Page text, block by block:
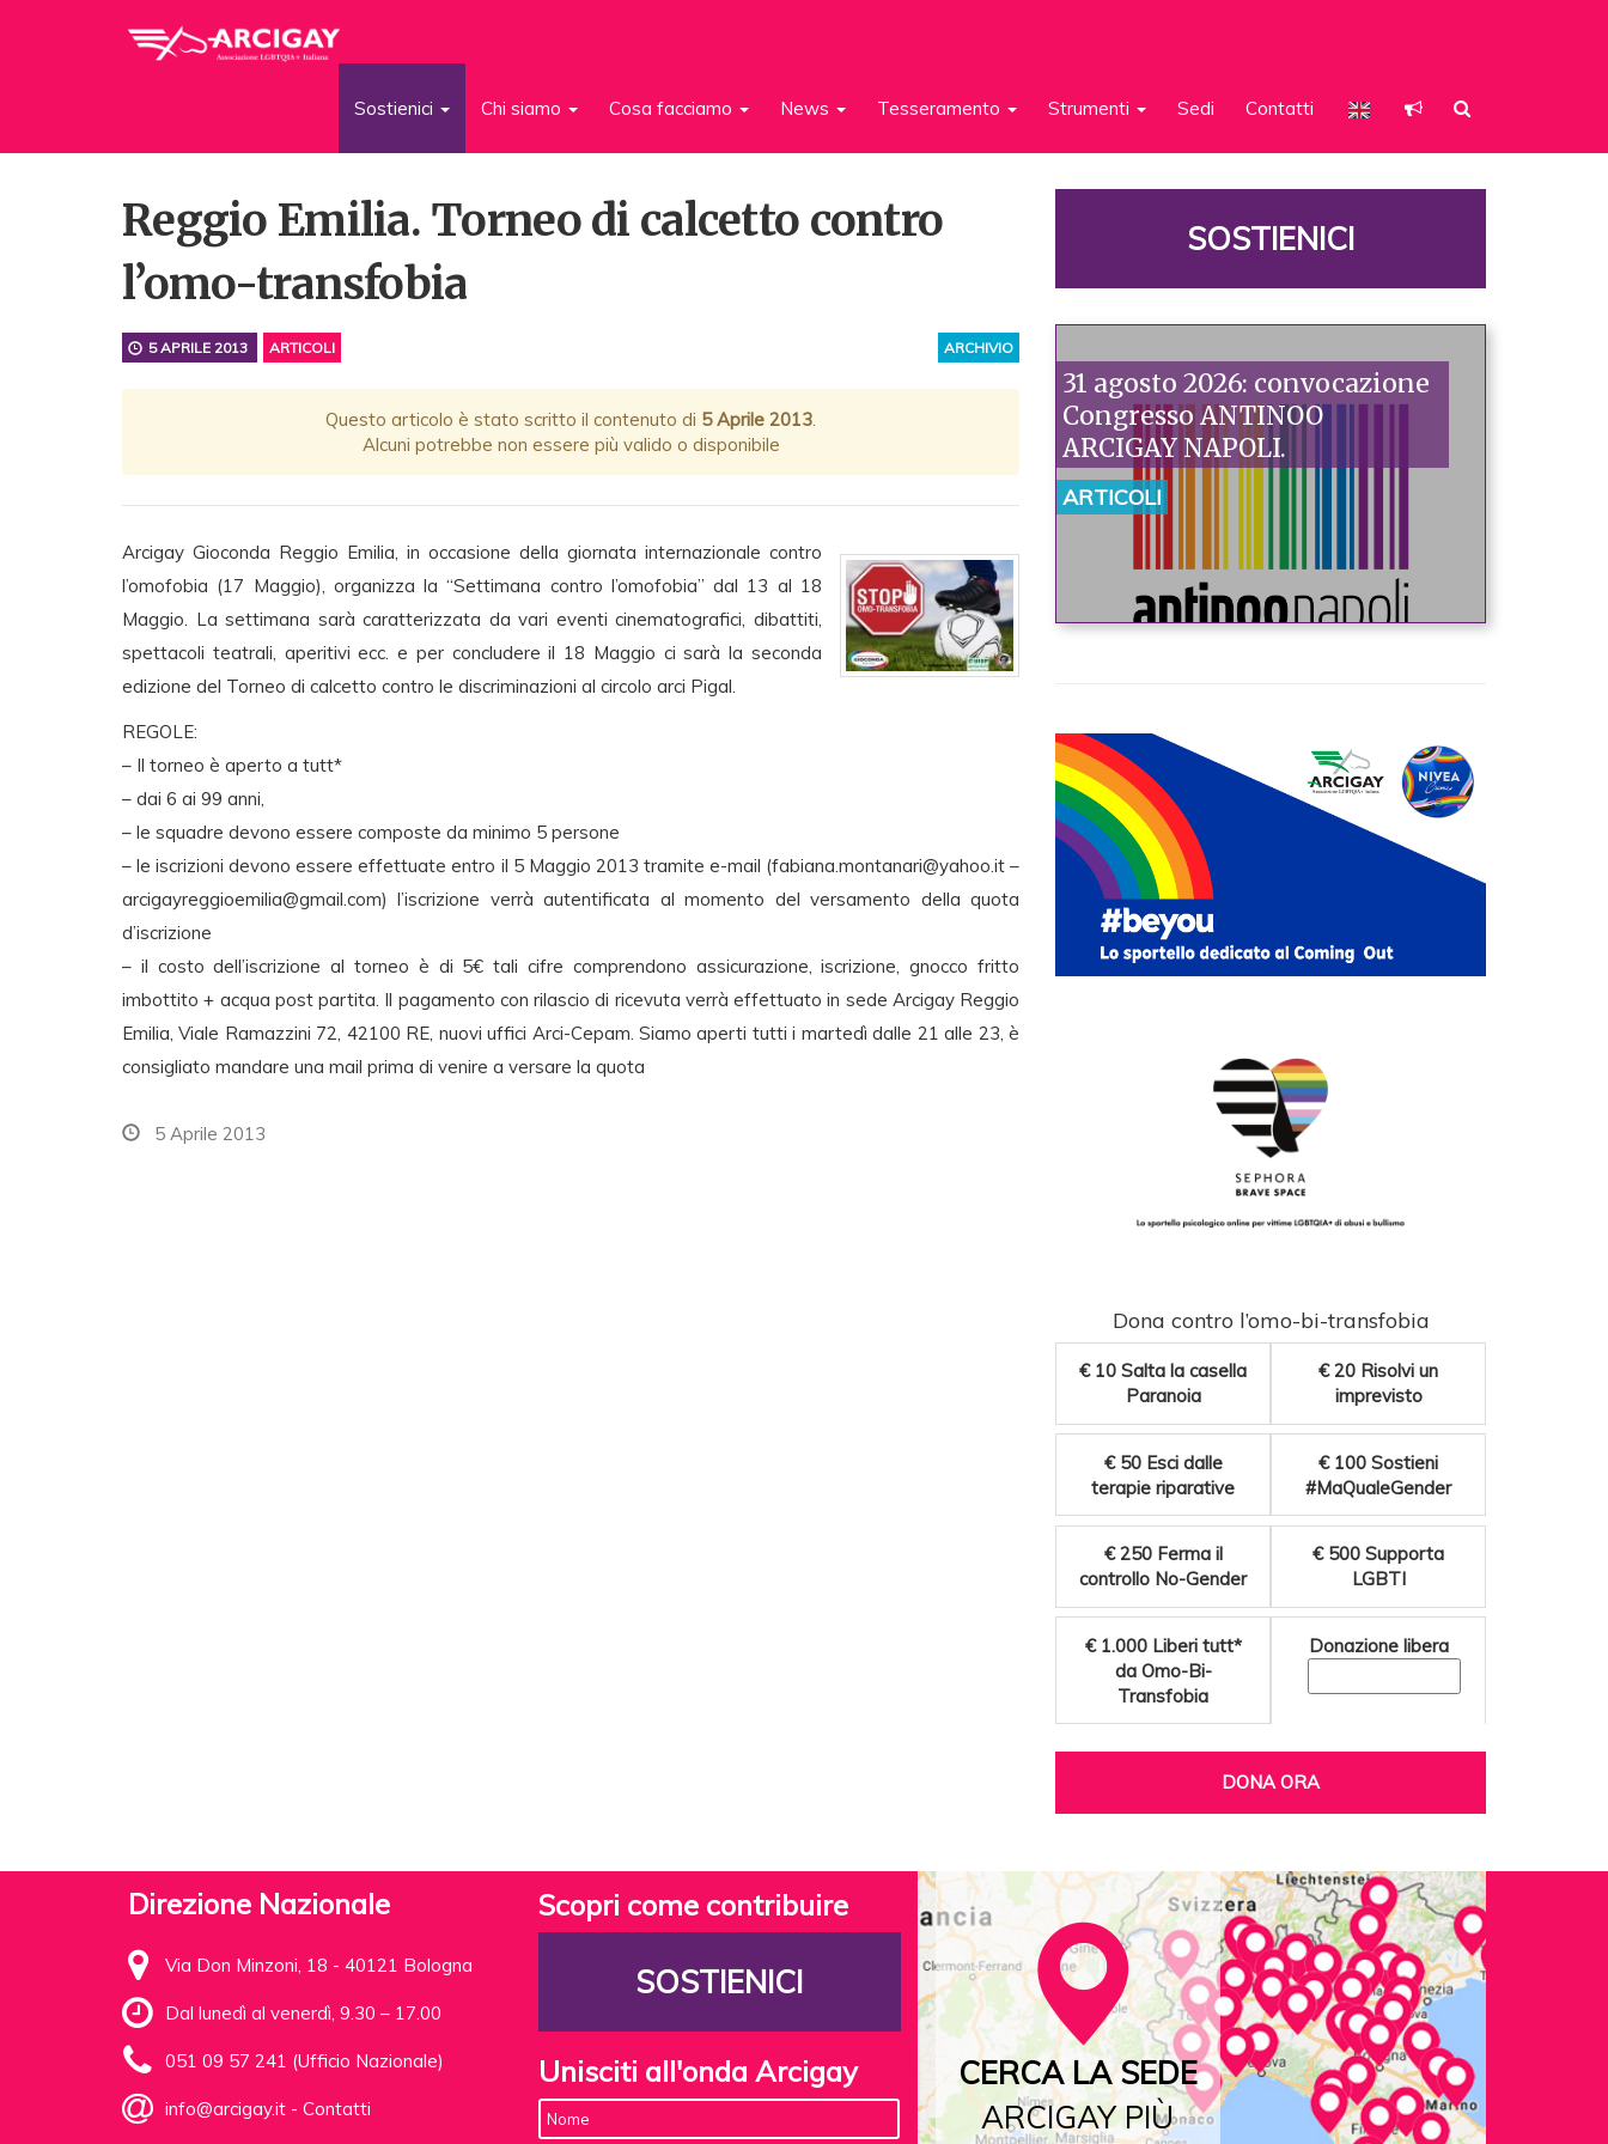
Sostienici Chi siamo Cosa facciamo News Tesseramento Strumenti Sedi Contatti
Reggio Emilia. Torneo di calcetto contro
l’omo-transfobia
ARCHIVIO
5 APRILE 2013 ARTICOLI
Questo articolo è stato scritto il contenuto di 5 Aprile 2013.
Alcuni potrebbe non essere più valido o disponibile
Arcigay Gioconda Reggio Emilia, in occasione della giornata internazionale contro
l’omofobia (17 Maggio), organizza la “Settimana contro l’omofobia” dal 13 al 18
Maggio. La settimana sarà caratterizzata da vari eventi cinematografici, dibattiti,
spettacoli teatrali, aperitivi ecc. e per concludere il 18 Maggio ci sarà la seconda
edizione del Torneo di calcetto contro le discriminazioni al circolo arci Pigal.
REGOLE:
– Il torneo è aperto a tutt*
– dai 6 ai 99 anni,
– le squadre devono essere composte da minimo 5 persone
– le iscrizioni devono essere effettuate entro il 5 Maggio 2013 tramite e-mail (fabiana.montanari@yahoo.it–
arcigayreggioemilia@gmail.com) l’iscrizione verrà autentificata al momento del versamento della quota
d’iscrizione
– il costo dell’iscrizione al torneo è di 5€ tali cifre comprendono assicurazione, iscrizione, gnocco fritto
imbottito + acqua post partita. Il pagamento con rilascio di ricevuta verrà effettuato in sede Arcigay Reggio
Emilia, Viale Ramazzini 72, 42100 RE, nuovi uffici Arci-Cepam. Siamo aperti tutti i martedì dalle 21 alle 23, è
consigliato mandare una mail prima di venire a versare la quota
5 Aprile 2013
SOSTIENICI
31 agosto 2026: convocazione
Congresso ANTINOO
ARCIGAY NAPOLI.
ARTICOLI
Dona contro l’omo-bi-transfobia
€ 10 Salta la casella
Paranoia
€ 20 Risolvi un
imprevisto
€ 50 Esci dalle
terapie riparative
€ 100 Sostieni
#MaQualeGender
€ 250 Ferma il
controllo No-Gender
€ 500 Supporta
LGBTI
€ 1.000 Liberi tutt*
da Omo-Bi-
Transfobia
Donazione libera
DONA ORA
Direzione Nazionale
Via Don Minzoni, 18 - 40121 Bologna
Dal lunedì al venerdì, 9.30 – 17.00
051 09 57 241 (Ufficio Nazionale)
info@arcigay.it - Contatti
Scopri come contribuire
SOSTIENICI
Unisciti all'onda Arcigay
CERCA LA SEDE
ARCIGAY PIÙ